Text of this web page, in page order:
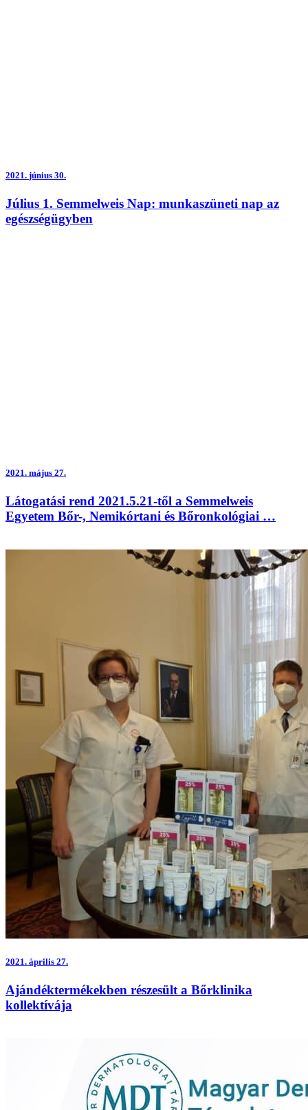
2021. június 30.
Július 1. Semmelweis Nap: munkaszüneti nap az
egészségügyben
2021. május 27.
Látogatási rend 2021.5.21-től a Semmelweis
Egyetem Bőr-, Nemikórtani és Bőronkológiai …
2021. április 27.
Ajándéktermékekben részesült a Bőrklinika
kollektívája